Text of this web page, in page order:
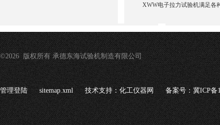
XWW电子拉力试验机满足各
©2026 版权所有 承德东海试验机制造有限公司
管理登陆 sitemap.xml 技术支持：化工仪器网 备案号：冀ICP备